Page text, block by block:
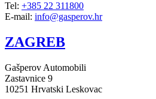
Tel: +385 22 311800
E-mail: info@gasperov.hr
ZAGREB
Gašperov Automobili
Zastavnice 9
10251 Hrvatski Leskovac